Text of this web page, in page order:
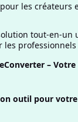
les créateurs
tout-en-un
les professionnels
–
outil pour